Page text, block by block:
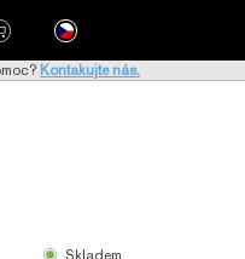
Kontakujte nás.